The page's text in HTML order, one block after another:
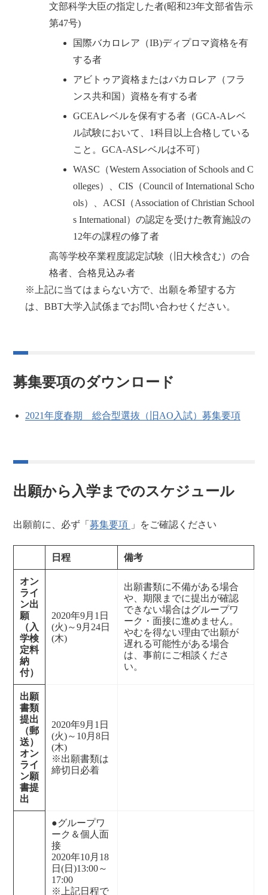
文部科学大臣の指定した者(昭和23年文部省告示
第47号)
国際バカロレア（IB)ディプロマ資格を有
する者
アビトゥア資格またはバカロレア（フラ
ンス共和国）資格を有する者
GCEAレベルを保有する者（GCA-Aレベ
ル試験において、1科目以上合格している
こと。GCA-ASレベルは不可）
WASC（Western Association of Schools and C
olleges）、CIS（Council of International Scho
ols）、ACSI（Association of Christian School
s International）の認定を受けた教育施設の
12年の課程の修了者
高等学校卒業程度認定試験（旧大検含む）の合
格者、合格見込み者
※上記に当てはまらない方で、出願を希望する方
は、BBT大学入試係までお問い合わせください。
募集要項のダウンロード
2021年度春期 総合型選抜（旧AO入試）募集要項
出願から入学までのスケジュール
出願前に、必ず「募集要項 」をご確認ください
日程 備考
オン
ライ
ン出
願
（入
学検
定料
納
付）
2020年9月1日
(火)～9月24日
(木)
出願書類に不備がある場合
や、期限までに提出が確認
できない場合はグループワ
ーク・面接に進めません。
やむを得ない理由で出願が
遅れる可能性がある場合
は、事前にご相談くださ
い。
出願
書類
提出
（郵
送）
オン
ライ
ン願
書提
出
2020年9月1日
(火)～10月8日
(木)
※出願書類は
締切日必着
●グループワ
ーク＆個人面
接
2020年10月18
日(日)13:00～
17:00
※上記日程で